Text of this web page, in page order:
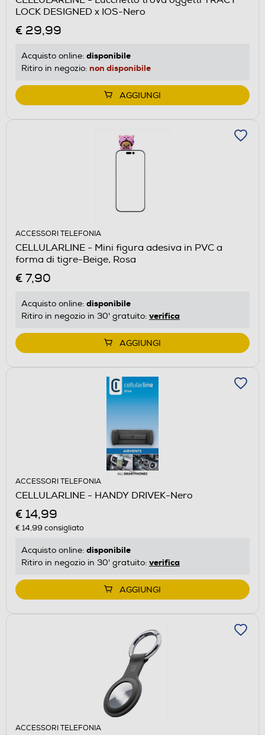
LOCK DESIGNED x IOS-Nero
€ 29,99
Acquisto online: disponibile
Ritiro in negozio: non disponibile
AGGIUNGI
ACCESSORI TELEFONIA
CELLULARLINE - Mini figura adesiva in PVC a
forma di tigre-Beige, Rosa
€ 7,90
Acquisto online: disponibile
Ritiro in negozio in 30' gratuito: verifica
AGGIUNGI
ACCESSORI TELEFONIA
CELLULARLINE - HANDY DRIVEK-Nero
€ 14,99
€ 14,99 consigliato
Acquisto online: disponibile
Ritiro in negozio in 30' gratuito: verifica
AGGIUNGI
ACCESSORI TELEFONIA